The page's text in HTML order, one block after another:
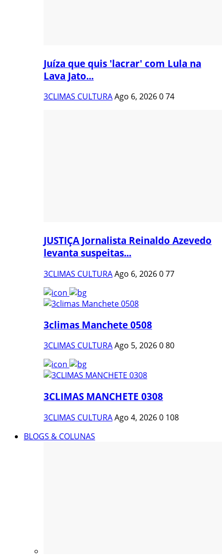
Juíza que quis 'lacrar' com Lula na
Lava Jato...
3CLIMAS CULTURAAgo 6, 2026074
JUSTIÇA Jornalista Reinaldo Azevedo
levanta suspeitas...
3CLIMAS CULTURAAgo 6, 2026077
3climas Manchete 0508
3CLIMAS CULTURAAgo 5, 2026080
3CLIMAS MANCHETE 0308
3CLIMAS CULTURAAgo 4, 20260 108
BLOGS & COLUNAS